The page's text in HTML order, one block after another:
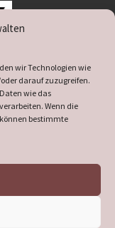
wir Technologien wie
darauf zuzugreifen.
wie das
Wenn die
bestimmte
vorbehalten